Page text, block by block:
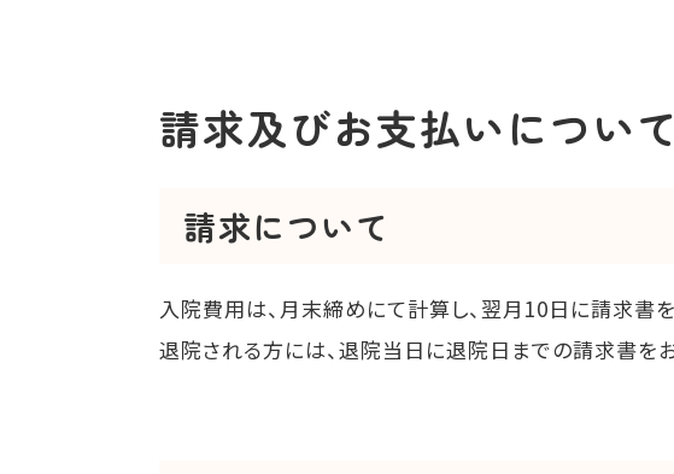
請求及びお支払いについて
請求について
入院費用は、月末締めにて計算し、翌月10日に請求書を
退院される方には、退院当日に退院日までの請求書をお